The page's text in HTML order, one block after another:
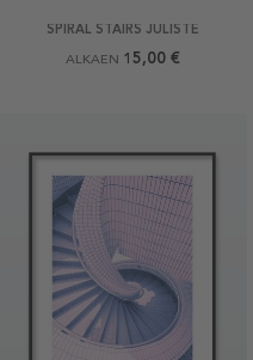
SPIRAL STAIRS JULISTE
ALKAEN 15,00 €